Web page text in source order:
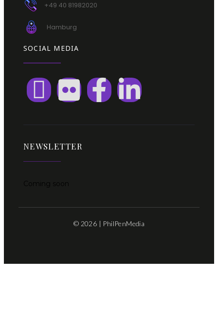
+49 40 81982020
Hamburg
SOCIAL MEDIA
NEWSLETTER
Coming soon
© 2026 | PhilPenMedia